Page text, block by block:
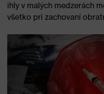
ihly v malých medzerách
všetko pri zachovaní